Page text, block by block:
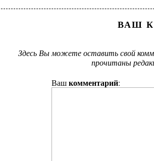
нашего
на
ВАШ
Здесь Вы можете оставить свой
прочитаны
Вашкомментарий: